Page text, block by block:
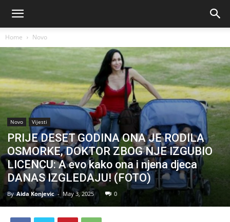
Home Novo
Novo Vijesti
PRIJE DESET GODINA ONA JE RODILA
OSMORKE, DOKTOR ZBOG NJE IZGUBIO
LICENCU: A evo kako ona i njena djeca
DANAS IZGLEDAJU! (FOTO)
By Aida Konjevic - May 3, 2025 0